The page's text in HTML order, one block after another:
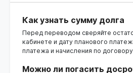
Как узнать сумму долга
Перед переводом сверяйте
кабинете и дату планового
платежа и начисления по
Можно ли погасить